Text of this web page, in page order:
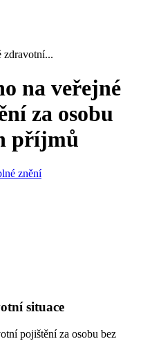
zdravotní...
na veřejné
za osobu
příjmů
znění
situace
pojištění za osobu bez